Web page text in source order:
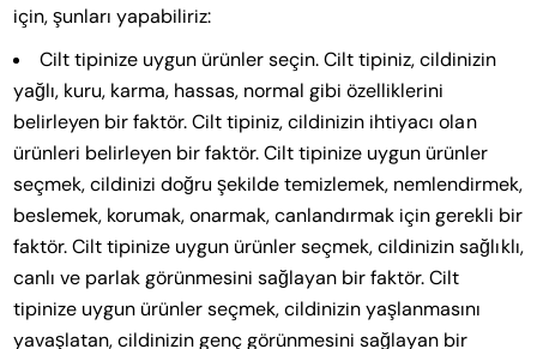
için, şunları yapabiliriz:
Cilt tipinize uygun ürünler seçin. Cilt tipiniz, cildinizin
yağlı, kuru, karma, hassas, normal gibi özelliklerini
belirleyen bir faktör. Cilt tipiniz, cildinizin ihtiyacı olan
ürünleri belirleyen bir faktör. Cilt tipinize uygun ürünler
seçmek, cildinizi doğru şekilde temizlemek, nemlendirmek,
beslemek, korumak, onarmak, canlandırmak için gerekli bir
faktör. Cilt tipinize uygun ürünler seçmek, cildinizin sağlıklı,
canlı ve parlak görünmesini sağlayan bir faktör. Cilt
tipinize uygun ürünler seçmek, cildinizin yaşlanmasını
yavaşlatan, cildinizin genç görünmesini sağlayan bir